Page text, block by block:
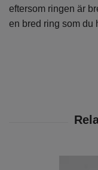
eftersom ringen är
en bred ring som du